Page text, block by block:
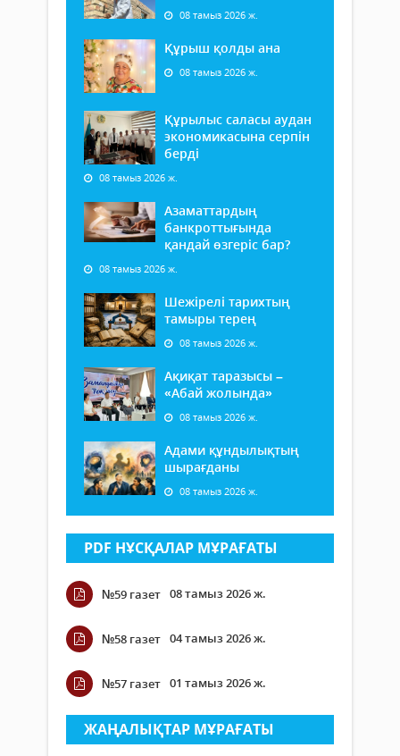
08 тамыз 2026 ж.
Құрыш қолды ана
08 тамыз 2026 ж.
Құрылыс саласы аудан
экономикасына серпін
берді
08 тамыз 2026 ж.
Азаматтардың
банкроттығында
қандай өзгеріс бар?
08 тамыз 2026 ж.
Шежірелі тарихтың
тамыры терең
08 тамыз 2026 ж.
Ақиқат таразысы –
«Абай жолында»
08 тамыз 2026 ж.
Адами құндылықтың
шырағданы
08 тамыз 2026 ж.
PDF НҰСҚАЛАР МҰРАҒАТЫ
№59 газет 08 тамыз 2026 ж.
№58 газет 04 тамыз 2026 ж.
№57 газет 01 тамыз 2026 ж.
ЖАҢАЛЫҚТАР МҰРАҒАТЫ